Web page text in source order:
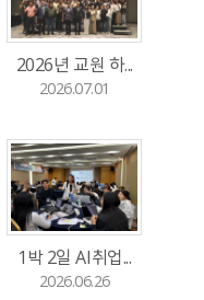
2026년 교원 하...
2026.07.01
1박 2일 AI취업...
2026.06.26